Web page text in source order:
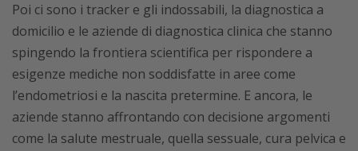
Poi ci sono i tracker e gli indossabili, la diagnostica a
domicilio e le aziende di diagnostica clinica che stanno
spingendo la frontiera scientifica per rispondere a
esigenze mediche non soddisfatte in aree come
l’endometriosi e la nascita pretermine. E ancora, le
aziende stanno affrontando con decisione argomenti
come la salute mestruale, quella sessuale, cura pelvica e